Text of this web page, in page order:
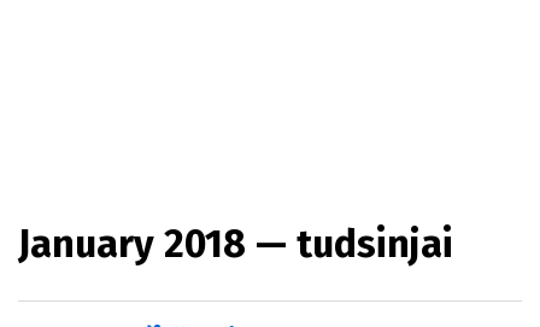
January 2018 — tudsinjai